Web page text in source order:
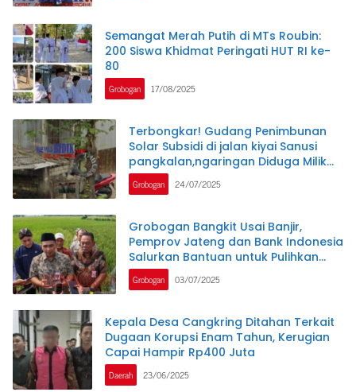
Semangat Merah Putih di MTs Roubin:
200 Siswa Khidmat Peringati HUT RI ke-
80
Grobogan 17/08/2025
Terbongkar! Gudang Penimbunan
Solar Subsidi di jalan kiyai Sanusi
pangkalan,ngaringan Diduga Milik
Oknum Berinisial,AN
Grobogan 24/07/2025
Grobogan Bangkit Usai Banjir,
Pemprov Jateng dan Bank Indonesia
Salurkan Bantuan untuk Pulihkan
Lahan Pertanian
Grobogan 03/07/2025
Kepala Desa Cangkring Ditahan Terkait
Dugaan Korupsi Enam Tahun, Kerugian
Capai Hampir Rp400 Juta
Daerah 23/06/2025